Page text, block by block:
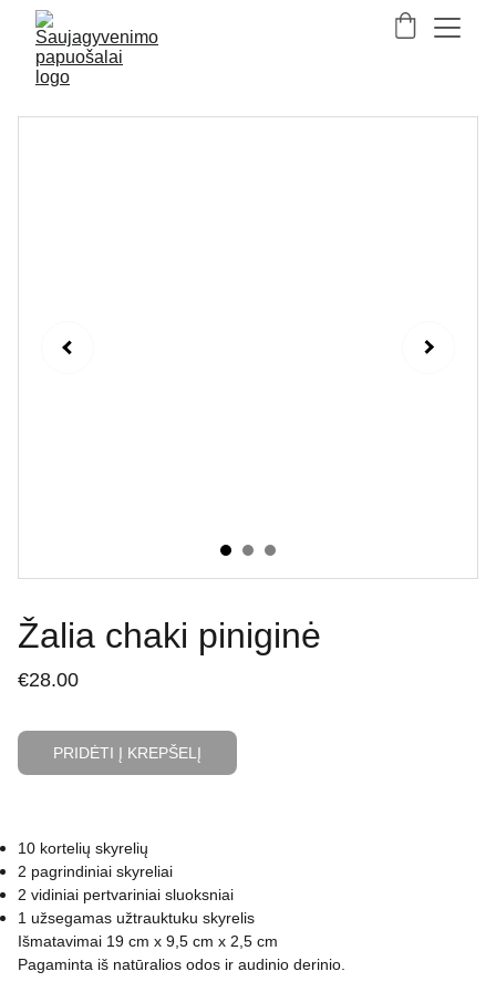
Žalia chaki piniginė
€28.00
PRIDĖTI Į KREPŠELĮ
10 kortelių skyrelių
2 pagrindiniai skyreliai
2 vidiniai pertvariniai sluoksniai
1 užsegamas užtrauktuku skyrelis
Išmatavimai 19 cm x 9,5 cm x 2,5 cm
Pagaminta iš natūralios odos ir audinio derinio.